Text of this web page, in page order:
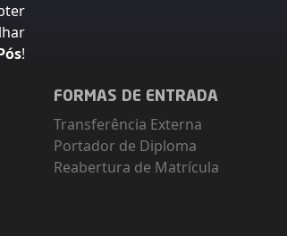
!
FORMAS DE ENTRADA
Transferência Externa
Portador de Diploma
Reabertura de Matrícula